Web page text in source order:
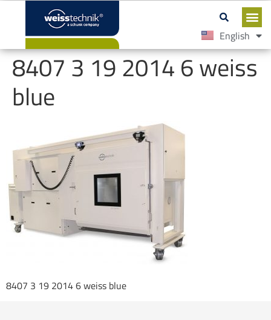
English
Español
8407 3 19 2014 6 weiss
blue
8407 3 19 2014 6 weiss blue